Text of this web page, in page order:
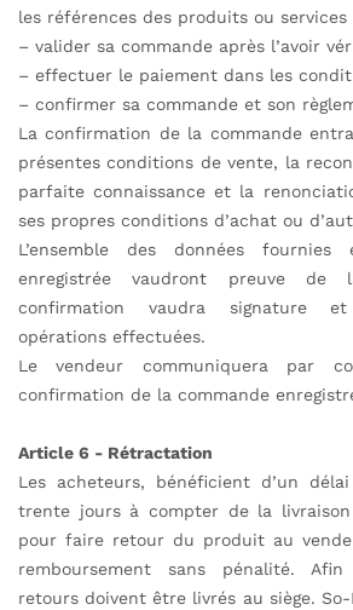
les références des produits ou services
– valider sa commande après l’avoir
– effectuer le paiement dans les
– confirmer sa commande et son
La confirmation de la commande
présentes conditions de vente, la
parfaite connaissance et la
ses propres conditions d’achat ou
L’ensemble des données
enregistrée vaudront preuve de
confirmation vaudra signature
opérations effectuées.
Le vendeur communiquera par
confirmation de la commande
Article 6 - Rétractation
Les acheteurs, bénéficient d’un
trente jours à compter de la
pour faire retour du produit au
remboursement sans pénalité.
retours doivent être livrés au siège.